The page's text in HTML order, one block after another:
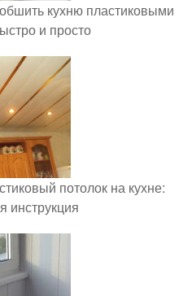
кухню пластиковыми
и просто
потолок на кухне:
инструкция